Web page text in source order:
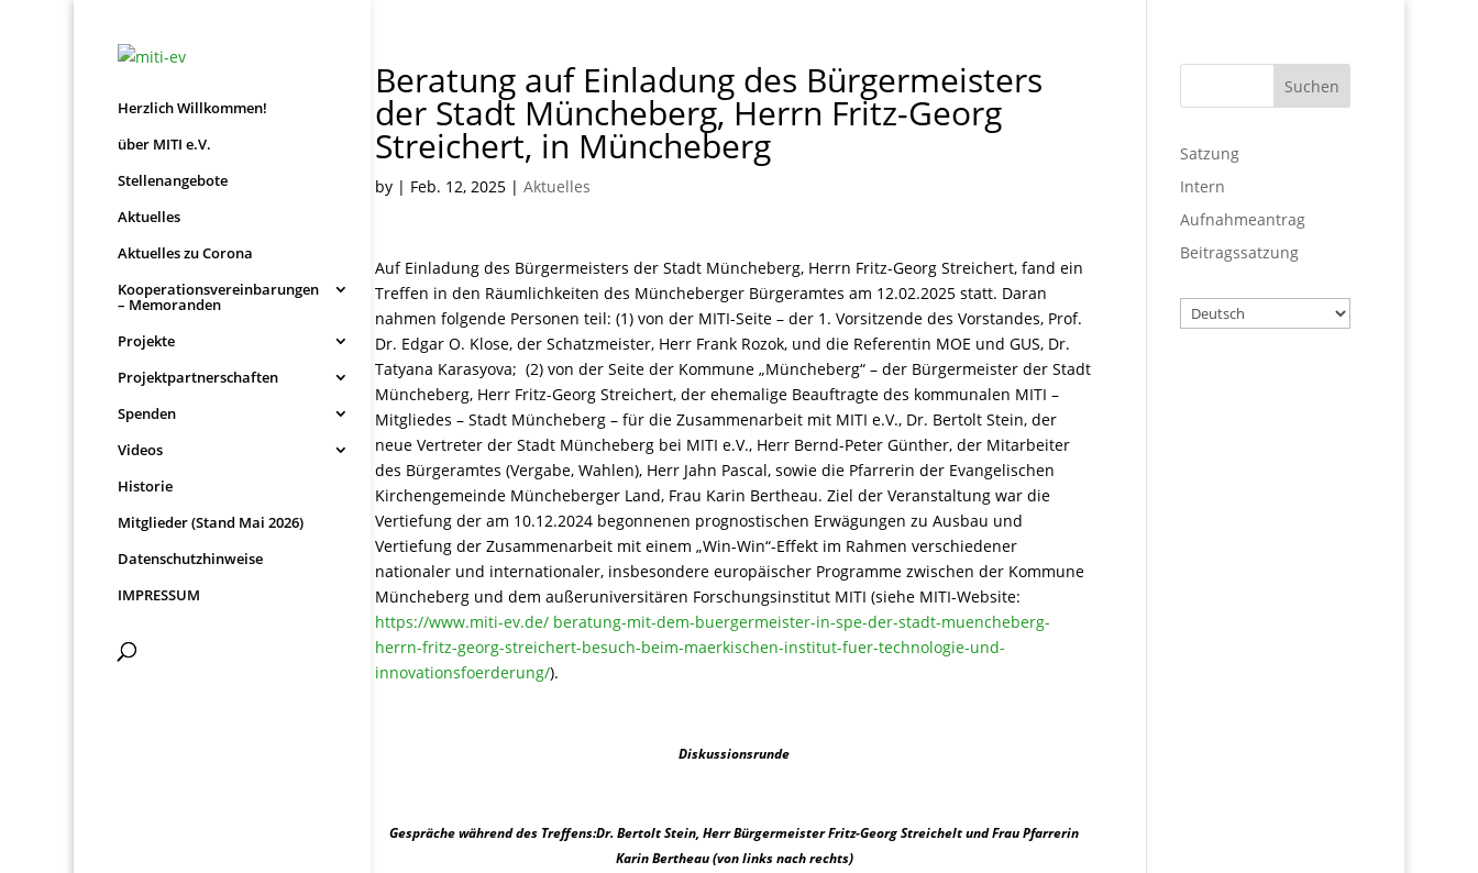
Herzlich Willkommen!
über MITI e.V.
Stellenangebote
Aktuelles
Aktuelles zu Corona
Kooperationsvereinbarungen
– Memoranden
Projekte
Projektpartnerschaften
Spenden
Videos
Historie
Mitglieder (Stand Mai 2026)
Datenschutzhinweise
IMPRESSUM
Beratung auf Einladung des Bürgermeisters
der Stadt Müncheberg, Herrn Fritz-Georg
Streichert, in Müncheberg
by | Feb. 12, 2025 |Aktuelles
Auf Einladung des Bürgermeisters der Stadt Müncheberg, Herrn Fritz-Georg Streichert, fand ein
Treffen in den Räumlichkeiten des Müncheberger Bürgeramtes am 12.02.2025 statt. Daran
nahmen folgende Personen teil: (1) von der MITI-Seite – der 1. Vorsitzende des Vorstandes, Prof.
Dr. Edgar O. Klose, der Schatzmeister, Herr Frank Rozok, und die Referentin MOE und GUS, Dr.
Tatyana Karasyova; (2) von der Seite der Kommune „Müncheberg“ – der Bürgermeister der Stadt
Müncheberg, Herr Fritz-Georg Streichert, der ehemalige Beauftragte des kommunalen MITI –
Mitgliedes – Stadt Müncheberg – für die Zusammenarbeit mit MITI e.V., Dr. Bertolt Stein, der
neue Vertreter der Stadt Müncheberg bei MITI e.V., Herr Bernd-Peter Günther, der Mitarbeiter
des Bürgeramtes (Vergabe, Wahlen), Herr Jahn Pascal, sowie die Pfarrerin der Evangelischen
Kirchengemeinde Müncheberger Land, Frau Karin Bertheau. Ziel der Veranstaltung war die
Vertiefung der am 10.12.2024 begonnenen prognostischen Erwägungen zu Ausbau und
Vertiefung der Zusammenarbeit mit einem „Win-Win“-Effekt im Rahmen verschiedener
nationaler und internationaler, insbesondere europäischer Programme zwischen der Kommune
Müncheberg und dem außeruniversitären Forschungsinstitut MITI (siehe MITI-Website:
https://www.miti-ev.de/ beratung-mit-dem-buergermeister-in-spe-der-stadt-muencheberg-
herrn-fritz-georg-streichert-besuch-beim-maerkischen-institut-fuer-technologie-und-
innovationsfoerderung/).
Diskussionsrunde
Gespräche während des Treffens:Dr. Bertolt Stein, Herr Bürgermeister Fritz-Georg Streichelt und Frau Pfarrerin
Karin Bertheau (von links nach rechts)
Satzung
Intern
Aufnahmeantrag
Beitragssatzung
Wählen
Sie